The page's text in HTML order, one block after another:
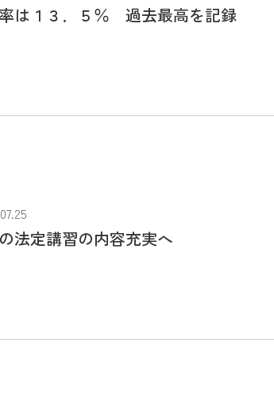
は１３．５％ 過去最高を記録
法定講習の内容充実へ